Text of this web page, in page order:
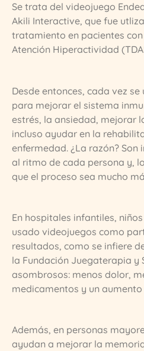
Se trata del videojuego
Akili Interactive, que fue
tratamiento en pacientes
Atención Hiperactividad
Desde entonces, cada vez
para mejorar el sistema
estrés, la ansiedad, mejorar
incluso ayudar en la
enfermedad. ¿La razón?
al ritmo de cada persona y,
que el proceso sea mucho
En hospitales infantiles,
usado videojuegos como
resultados, como se infiere
la Fundación Juegaterapia y
asombrosos: menos dolor,
medicamentos y un
Además, en personas
ayudan a mejorar la